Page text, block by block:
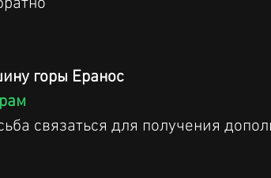
горы Еранос
связаться для получения